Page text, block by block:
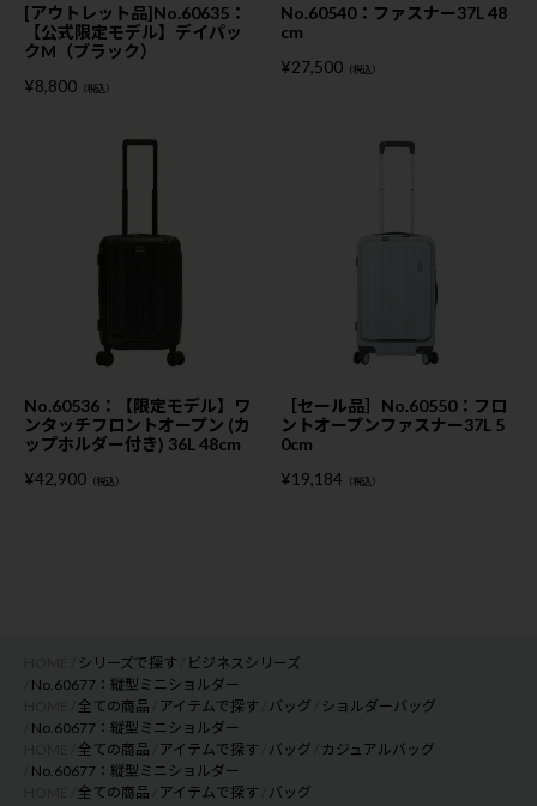
[アウトレット品]No.60635：
【公式限定モデル】デイパッ
クM（ブラック）
¥8,800 （税込）
No.60540：ファスナー37L 48
cm
¥27,500 （税込）
No.60536：【限定モデル】ワ
ンタッチフロントオープン (カ
ップホルダー付き) 36L 48cm
¥42,900 （税込）
［セール品］No.60550：フロ
ントオープンファスナー37L 5
0cm
¥19,184 （税込）
シリーズで探す
ビジネスシリーズ
No.60677：縦型ミニショルダー
全ての商品 アイテムで探す バッグ
ショルダーバッグ
No.60677：縦型ミニショルダー
全ての商品 アイテムで探す バッグ
カジュアルバッグ
No.60677：縦型ミニショルダー
全ての商品 アイテムで探す バッグ